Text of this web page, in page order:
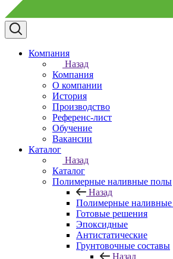
Компания
Назад
Компания
О компании
История
Производство
Референс-лист
Обучение
Вакансии
Каталог
Назад
Каталог
Полимерные наливные полы
Назад
Полимерные
Готовые решения
Эпоксидные
Антистатические
Грунтовочные составы
Назад